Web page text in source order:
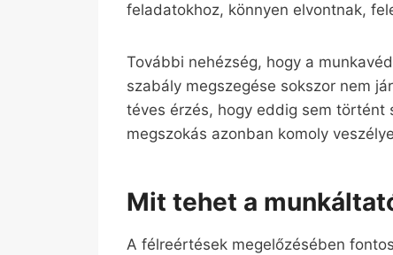
feladatokhoz, könnyen elvontnak,
További nehézség, hogy a
szabály megszegése sokszor nem
téves érzés, hogy eddig sem történt
megszokás azonban komoly
Mit tehet a
A félreértések megelőzésében